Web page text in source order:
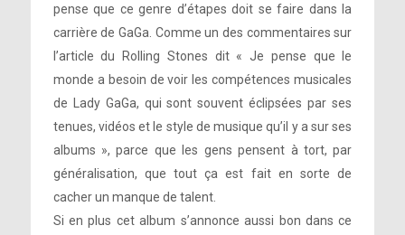
pense que ce genre d’étapes doit se faire dans la
carrière de GaGa. Comme un des commentaires sur
l’article du Rolling Stones dit « Je pense que le
monde a besoin de voir les compétences musicales
de Lady GaGa, qui sont souvent éclipsées par ses
tenues, vidéos et le style de musique qu’il y a sur ses
albums », parce que les gens pensent à tort, par
généralisation, que tout ça est fait en sorte de
cacher un manque de talent.
Si en plus cet album s’annonce aussi bon dans ce